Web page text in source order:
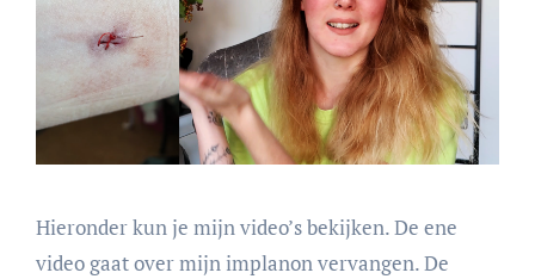
Hieronder kun je mijn video’s bekijken. De ene
video gaat over mijn implanon vervangen. De